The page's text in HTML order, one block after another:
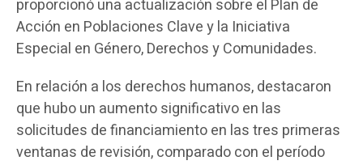
proporcionó una actualización sobre el Plan de
Acción en Poblaciones Clave y la Iniciativa
Especial en Género, Derechos y Comunidades.
En relación a los derechos humanos, destacaron
que hubo un aumento significativo en las
solicitudes de financiamiento en las tres primeras
ventanas de revisión, comparado con el período